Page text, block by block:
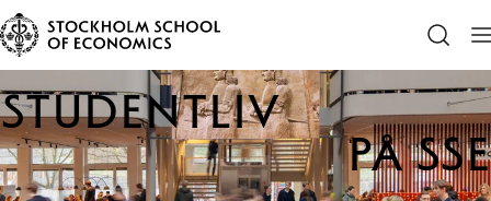
Studentliv
Studentliv
på SSE